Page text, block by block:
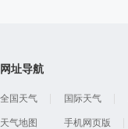
网址导航
全国天气 国际天气
天气地图 手机网页版